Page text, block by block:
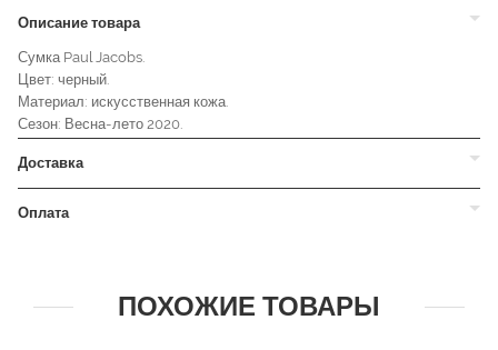
Описание товара
Сумка Paul Jacobs.
Цвет: черный.
Материал: искусственная кожа.
Сезон: Весна-лето 2020.
Доставка
Оплата
ПОХОЖИЕ ТОВАРЫ